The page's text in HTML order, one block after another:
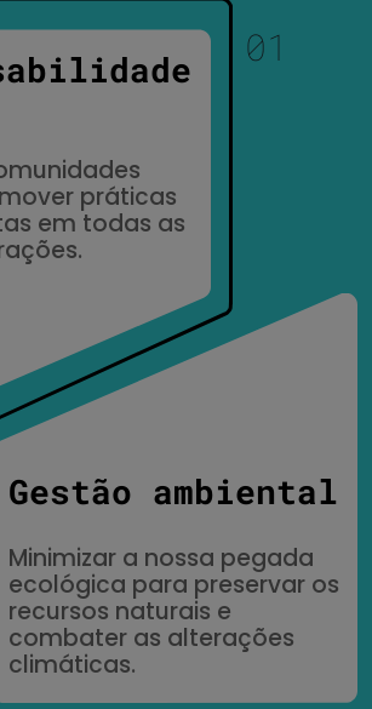
práticas
em todas as
Gestão ambiental
Minimizar a nossa pegada
ecológica para preservar os
recursos naturais e
combater as alterações
climáticas.